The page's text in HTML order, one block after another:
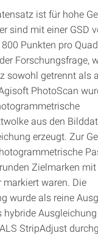
ist für hohe
sind mit einer GSD
Punkten pro
Forschungsfrage,
sowohl getrennt als
PhotoScan
aus den
erzeugt. Zur
Zielmarken mit
waren. Die
wurde als reine
hybride
StripAdjust